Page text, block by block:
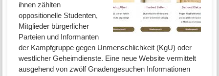
ihnen zählten
oppositionelle Studenten,
Mitglieder bürgerlicher
Parteien und Informanten
der Kampfgruppe gegen Unmenschlichkeit (KgU) oder
westlicher Geheimdienste. Eine neue Website vermittelt
ausgehend von zwölf Gnadengesuchen Informationen